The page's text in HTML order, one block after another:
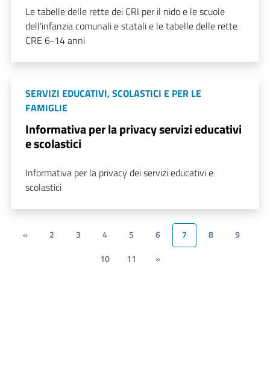
Le tabelle delle rette dei CRI per il nido e le scuole
dell'infanzia comunali e statali e le tabelle delle rette
CRE 6-14 anni
SERVIZI EDUCATIVI, SCOLASTICI E PER LE
FAMIGLIE
Informativa per la privacy servizi educativi
e scolastici
Informativa per la privacy dei servizi educativi e
scolastici
« 2 3 4 5 6 7 8
9
10
11 »